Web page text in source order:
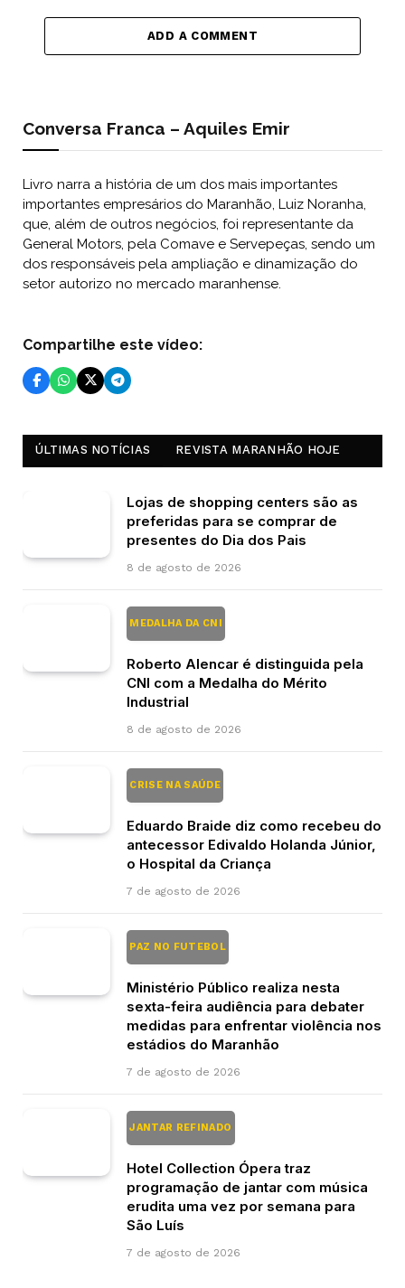
ADD A COMMENT
Conversa Franca – Aquiles Emir
Livro narra a história de um dos mais importantes
importantes empresários do Maranhão, Luiz Noranha,
que, além de outros negócios, foi representante da
General Motors, pela Comave e Servepeças, sendo um
dos responsáveis pela ampliação e dinamização do
setor autorizo no mercado maranhense.
Compartilhe este vídeo:
ÚLTIMAS NOTÍCIAS REVISTA MARANHÃO HOJE
Lojas de shopping centers são as
preferidas para se comprar de
presentes do Dia dos Pais
8 de agosto de 2026
MEDALHA DA CNI
Roberto Alencar é distinguida pela
CNI com a Medalha do Mérito
Industrial
8 de agosto de 2026
CRISE NA SAÚDE
Eduardo Braide diz como recebeu do
antecessor Edivaldo Holanda Júnior,
o Hospital da Criança
7 de agosto de 2026
PAZ NO FUTEBOL
Ministério Público realiza nesta
sexta-feira audiência para debater
medidas para enfrentar violência nos
estádios do Maranhão
7 de agosto de 2026
JANTAR REFINADO
Hotel Collection Ópera traz
programação de jantar com música
erudita uma vez por semana para
São Luís
7 de agosto de 2026